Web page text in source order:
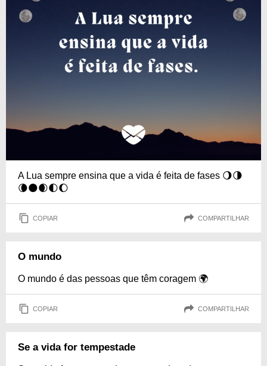
A Lua sempre ensina que a vida é feita de fases 🌖🌗
🌘🌑🌒🌓🌔
COPIAR COMPARTILHAR
O mundo
O mundo é das pessoas que têm coragem 🌍
COPIAR COMPARTILHAR
Se a vida for tempestade